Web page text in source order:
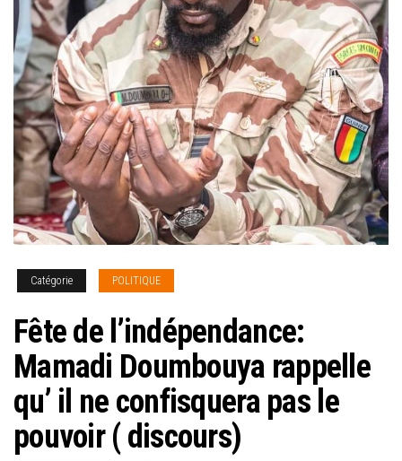
Catégorie POLITIQUE
Fête de l’indépendance:
Mamadi Doumbouya rappelle
qu’ il ne confisquera pas le
pouvoir ( discours)